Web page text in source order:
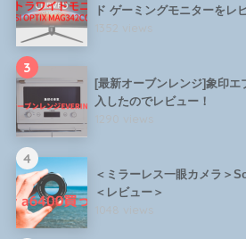
ド ゲーミングモニターをレ
1352 views
3
[最新オーブンレンジ]象印エ
入したのでレビュー！
1290 views
4
＜ミラーレス一眼カメラ＞
＜レビュー＞
1048 views